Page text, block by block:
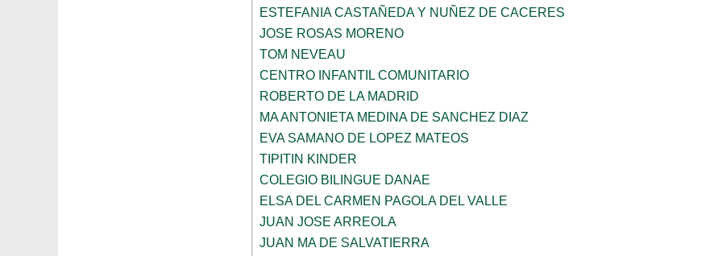
ESTEFANIA CASTAÑEDA Y NUÑEZ DE CACERES
JOSE ROSAS MORENO
TOM NEVEAU
CENTRO INFANTIL COMUNITARIO
ROBERTO DE LA MADRID
MA ANTONIETA MEDINA DE SANCHEZ DIAZ
EVA SAMANO DE LOPEZ MATEOS
TIPITIN KINDER
COLEGIO BILINGUE DANAE
ELSA DEL CARMEN PAGOLA DEL VALLE
JUAN JOSE ARREOLA
JUAN MA DE SALVATIERRA